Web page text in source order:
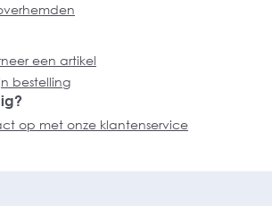
een artikel
bestelling
op met onze klantenservice